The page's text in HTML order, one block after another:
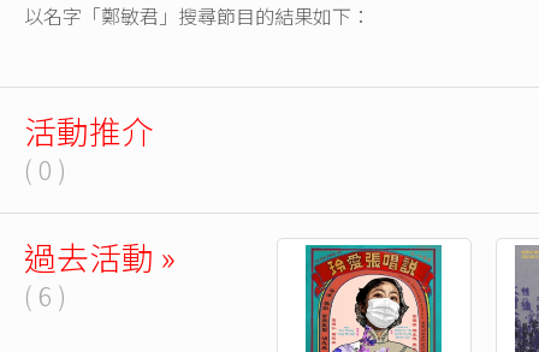
以名字「鄭敏君」搜尋節目的結果如下：
活動推介
( 0 )
過去活動 »
( 6 )